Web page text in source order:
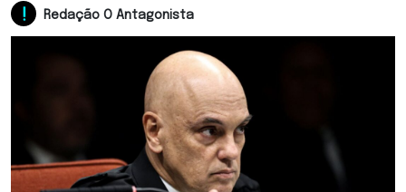
Redação O Antagonista